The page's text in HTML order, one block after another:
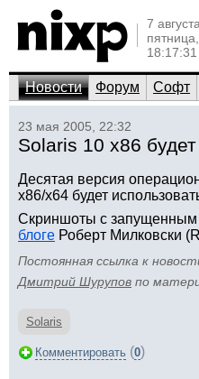
7
пятница,
Новости Форум Софт
23 мая 2005, 22:32
Solaris 10 x86 будет
Десятая версия
x86/x64 будет
Скриншоты с запущенным
блоге Роберт Милковски
Постоянная ссылка к
Дмитрий Шурупов по
Solaris
Комментировать (0)